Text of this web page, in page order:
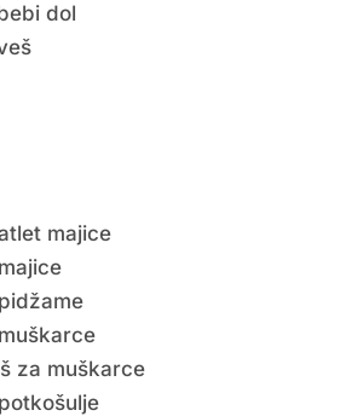
dol
majice
za muškarce